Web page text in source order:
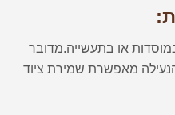
או בתעשייה.מדובר
מאפשרת שמירת ציוד